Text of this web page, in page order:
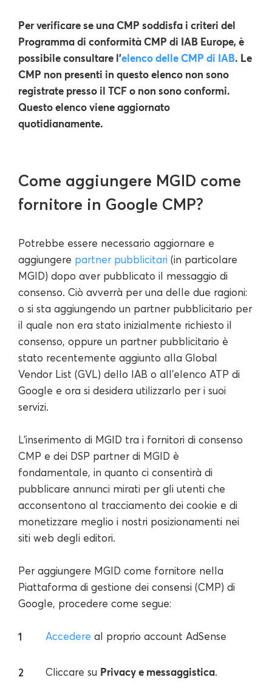
Per verificare se una CMP soddisfa i criteri del
Programma di conformità CMP di IAB Europe, è
possibile consultare l'elenco delle CMP di IAB. Le
CMP non presenti in questo elenco non sono
registrate presso il TCF o non sono conformi.
Questo elenco viene aggiornato
quotidianamente.
Come aggiungere MGID come
fornitore in Google CMP?
Potrebbe essere necessario aggiornare e
aggiungere partner pubblicitari (in particolare
MGID) dopo aver pubblicato il messaggio di
consenso. Ciò avverrà per una delle due ragioni:
o si sta aggiungendo un partner pubblicitario per
il quale non era stato inizialmente richiesto il
consenso, oppure un partner pubblicitario è
stato recentemente aggiunto alla Global
Vendor List (GVL) dello IAB o all'elenco ATP di
Google e ora si desidera utilizzarlo per i suoi
servizi.
L'inserimento di MGID tra i fornitori di consenso
CMP e dei DSP partner di MGID è
fondamentale, in quanto ci consentirà di
pubblicare annunci mirati per gli utenti che
acconsentono al tracciamento dei cookie e di
monetizzare meglio i nostri posizionamenti nei
siti web degli editori.
Per aggiungere MGID come fornitore nella
Piattaforma di gestione dei consensi (CMP) di
Google, procedere come segue:
Accedere al proprio account AdSense
Cliccare su Privacy e messaggistica.